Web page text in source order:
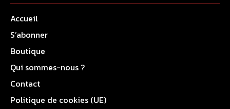
Accueil
S’abonner
Boutique
Qui sommes-nous ?
Contact
Politique de cookies (UE)